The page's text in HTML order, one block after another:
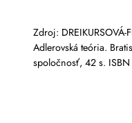
Zdroj:
Adlerovská teória.
spoločnosť, 42 s.